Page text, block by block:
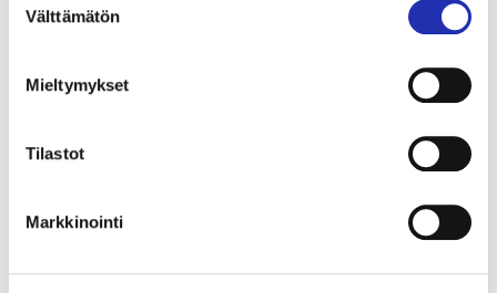
valinta
Välttämätön
Mieltymykset
Tilastot
Markkinointi
Sunnuntaisin suljettu
Keittiö sulkeutuu 1 h ennen ravintolan sulkemisaikaa.
sivuilla.